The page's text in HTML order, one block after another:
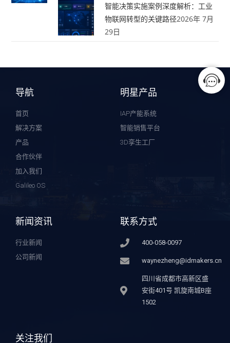
智能决策实施案例深度解析：工业
物联网转型的关键路径2026年 7月
29日
导航
首页
解决方案
产品
合作伙伴
加入我们
Galileo OS
明星产品
IAP产能系统
智能销售平台
3D孪生工厂
新闻资讯
行业新闻
公司新闻
联系方式
400-058-0097
waynezheng@idmakers.cn
四川省成都市高新区盛
安街401号 凯旋南城B座
1502
关注我们